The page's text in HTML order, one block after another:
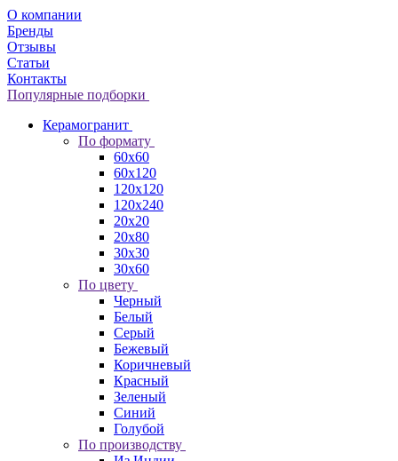
О компании
Бренды
Отзывы
Статьи
Контакты
Популярные подборки
Керамогранит
По формату
60x60
60x120
120x120
120x240
20x20
20x80
30x30
30x60
По цвету
Черный
Белый
Серый
Бежевый
Коричневый
Красный
Зеленый
Синий
Голубой
По производству